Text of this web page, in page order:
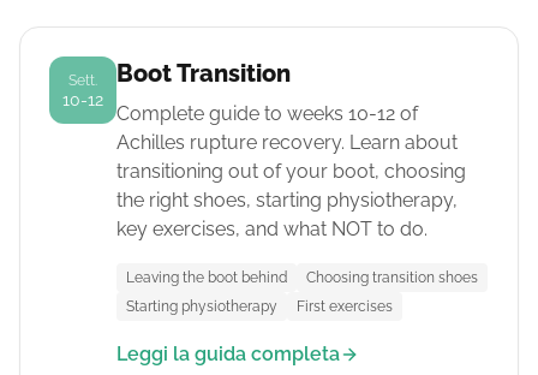
Sett.
10-12
Boot Transition
Complete guide to weeks 10-12 of
Achilles rupture recovery. Learn about
transitioning out of your boot, choosing
the right shoes, starting physiotherapy,
key exercises, and what NOT to do.
Leaving the boot behind
Choosing transition shoes
Starting physiotherapy
First exercises
Leggi la guida completa